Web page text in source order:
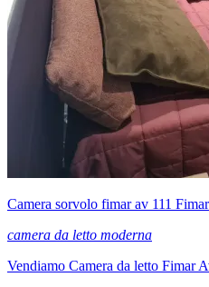
Camera sorvolo fimar av 111 Fimar
camera da letto moderna
Vendiamo Camera da letto Fimar